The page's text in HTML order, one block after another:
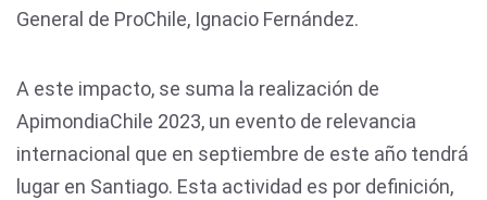
General de ProChile, Ignacio Fernández.
A este impacto, se suma la realización de
ApimondiaChile 2023, un evento de relevancia
internacional que en septiembre de este año tendrá
lugar en Santiago. Esta actividad es por definición,